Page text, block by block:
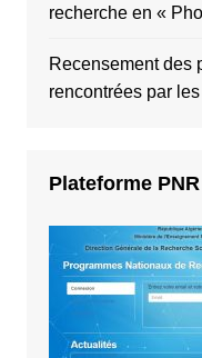
recherche en «
Recensement des
rencontrées par
Plateforme PNR